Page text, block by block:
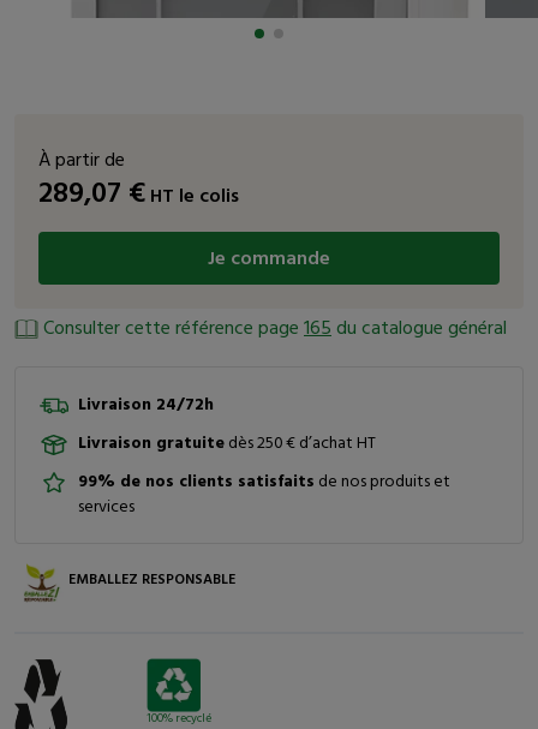
À partir de
289,07 €HT le colis
Je commande
Consulter cette référence page165du catalogue général
Livraison 24/72h
Livraison gratuitedès 250 € d’achat HT
99% de nos clients satisfaits de nos produits et
services
EMBALLEZ RESPONSABLE
100% recyclé